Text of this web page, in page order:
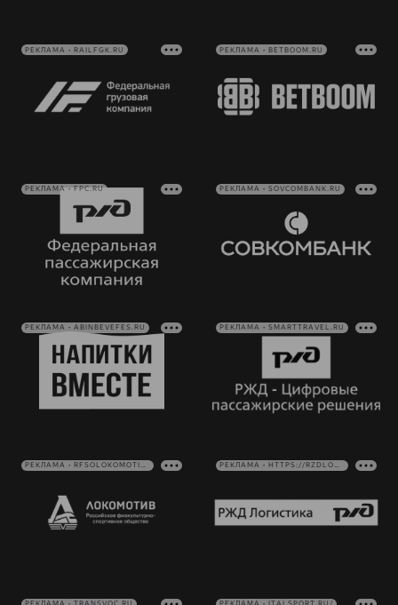
РЕКЛАМА • RAILFGK.RU РЕКЛАМА • BETBOOM.RU
РЕКЛАМА • FPC.RU РЕКЛАМА • SOVCOMBANK.RU
РЕКЛАМА • ABINBEVEFES.RU РЕКЛАМА • SMARTTRAVEL.RU
РЕКЛАМА • RFSOLOKOMOTIV.RU РЕКЛАМА • HTTPS://RZDLOG.RU/